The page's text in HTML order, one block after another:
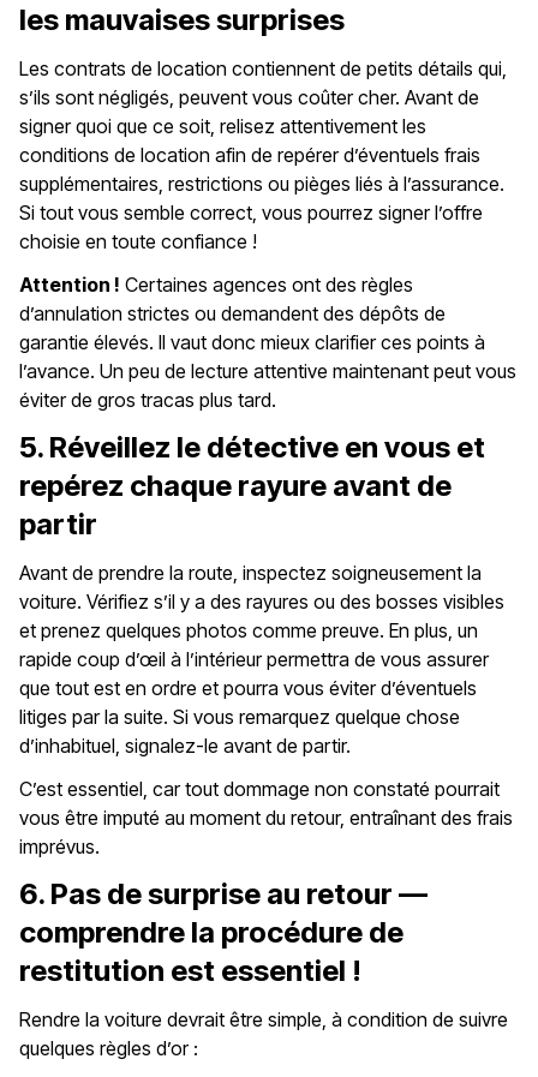
les mauvaises surprises
Les contrats de location contiennent de petits détails qui,
s’ils sont négligés, peuvent vous coûter cher. Avant de
signer quoi que ce soit, relisez attentivement les
conditions de location afin de repérer d’éventuels frais
supplémentaires, restrictions ou pièges liés à l’assurance.
Si tout vous semble correct, vous pourrez signer l’offre
choisie en toute confiance !
Attention ! Certaines agences ont des règles
d’annulation strictes ou demandent des dépôts de
garantie élevés. Il vaut donc mieux clarifier ces points à
l’avance. Un peu de lecture attentive maintenant peut vous
éviter de gros tracas plus tard.
5. Réveillez le détective en vous et
repérez chaque rayure avant de
partir
Avant de prendre la route, inspectez soigneusement la
voiture. Vérifiez s’il y a des rayures ou des bosses visibles
et prenez quelques photos comme preuve. En plus, un
rapide coup d’œil à l’intérieur permettra de vous assurer
que tout est en ordre et pourra vous éviter d’éventuels
litiges par la suite. Si vous remarquez quelque chose
d’inhabituel, signalez-le avant de partir.
C’est essentiel, car tout dommage non constaté pourrait
vous être imputé au moment du retour, entraînant des frais
imprévus.
6. Pas de surprise au retour —
comprendre la procédure de
restitution est essentiel !
Rendre la voiture devrait être simple, à condition de suivre
quelques règles d’or :